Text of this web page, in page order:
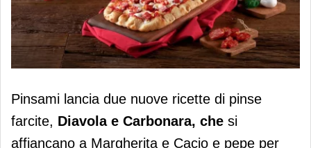
Pinsami lancia le pinse farcite: nel
banco frozen arrivano Diavola e
Carbonara
Pinsami lancia due nuove ricette di pinse
farcite, Diavola e Carbonara, che si
affiancano a Margherita e Cacio e pepe per